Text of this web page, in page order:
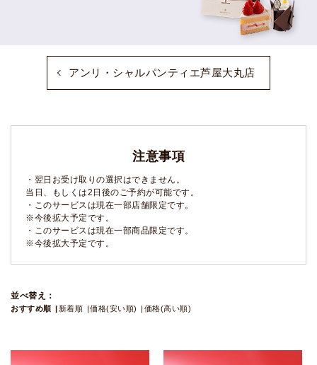
アンリ・シャルパンティエ芦屋大丸店
注意事項
・翌日お受け取りの選択はできません。
当日、もしくは2日後のご予約が可能です。
・このサービスは現在一部店舗限定です。
※今後拡大予定です。
・このサービスは現在一部商品限定です。
※今後拡大予定です。
並べ替え：
おすすめ順 新着順 価格(安い順) 価格(高い順)